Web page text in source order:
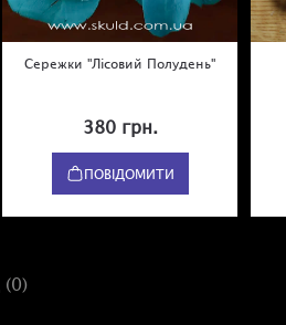
Сережки "Лісовий Полудень"
380 грн.
ПОВІДОМИТИ
(0)